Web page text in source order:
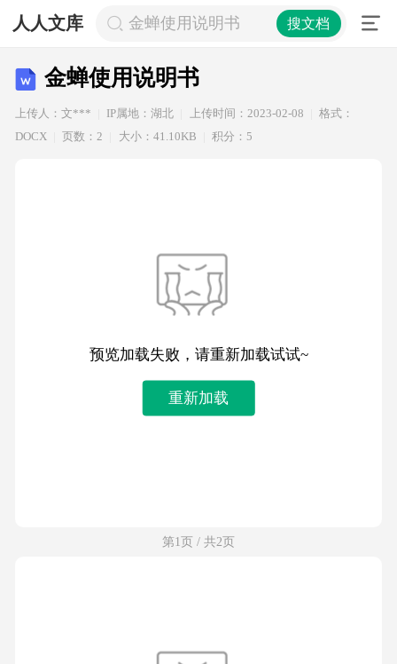
人人文库 金蝉使用说明书 搜文档
金蝉使用说明书
上传人：文*** IP属地：湖北 上传时间：2023-02-08
格式：
DOCX
页数：2 大小：41.10KB 积分：5
预览加载失败，请重新加载试试~
重新加载
第1页 / 共2页